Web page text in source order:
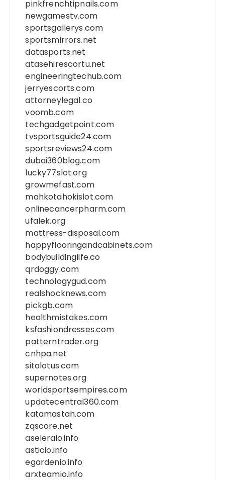
pinkfrenchtipnails.com
newgamestv.com
sportsgallerys.com
sportsmirrors.net
datasports.net
atasehirescortu.net
engineeringtechub.com
jerryescorts.com
attorneylegal.co
voomb.com
techgadgetpoint.com
tvsportsguide24.com
sportsreviews24.com
dubai360blog.com
lucky77slot.org
growmefast.com
mahkotahokislot.com
onlinecancerpharm.com
ufalek.org
mattress-disposal.com
happyflooringandcabinets.com
bodybuildinglife.co
qrdoggy.com
technologygud.com
realshocknews.com
pickgb.com
healthmistakes.com
ksfashiondresses.com
patterntrader.org
cnhpa.net
sitalotus.com
supernotes.org
worldsportsempires.com
updatecentral360.com
katamastah.com
zqscore.net
aseleraio.info
asticio.info
egardenio.info
arxteamio.info